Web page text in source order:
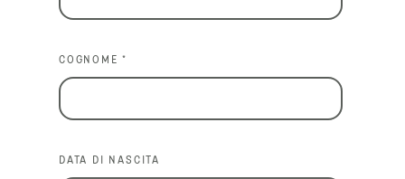
COGNOME *
DATA DI NASCITA